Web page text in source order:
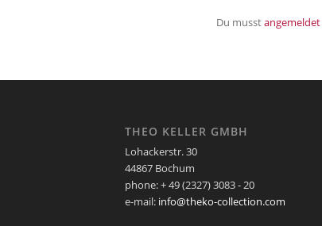
Du musstangemeldet
THEO KELLER GMBH
Lohackerstr. 30
44867 Bochum
phone: + 49 (2327) 3083 - 20
e-mail: info@theko-collection.com